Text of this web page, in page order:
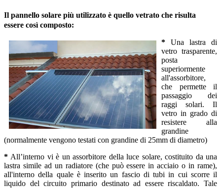
Il pannello solare più utilizzato è quello vetrato che risulta
essere così composto:
* Una lastra di
vetro trasparente,
posta
superiormente
all'assorbitore,
che permette il
passaggio dei
raggi solari. Il
vetro in grado di
resistere alla
grandine
(normalmente vengono testati con grandine di 25mm di diametro)
* All’interno vi è un assorbitore della luce solare, costituito da una
lastra simile ad un radiatore (che può essere in acciaio o in rame),
all'interno della quale è inserito un fascio di tubi in cui scorre il
liquido del circuito primario destinato ad essere riscaldato. Tale